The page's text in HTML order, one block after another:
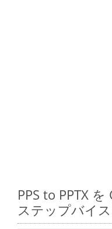
PPS to PPTX
ステップバイ